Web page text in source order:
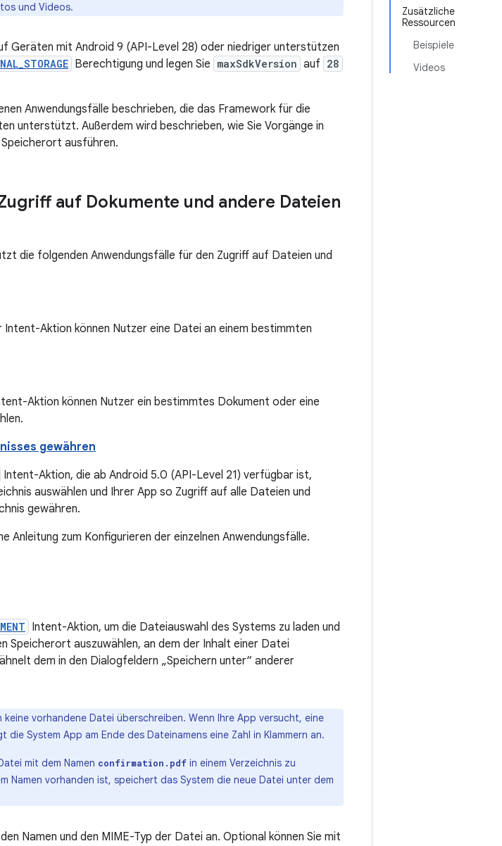
Zusätzliche
Ressourcen
Beispiele
Videos
und Videos.
Geräten mit Android 9 (API-Level 28) oder niedriger unterstützen
Berechtigung und legen Sie maxSdkVersion auf 28
Anwendungsfälle beschrieben, die das Framework für die
unterstützt. Außerdem wird beschrieben, wie Sie Vorgänge in
ausführen.
auf Dokumente und andere Dateien
die folgenden Anwendungsfälle für den Zugriff auf Dateien und
Intent-Aktion können Nutzer eine Datei an einem bestimmten
Aktion können Nutzer ein bestimmtes Dokument oder eine
gewähren
Intent-Aktion, die ab Android 5.0 (API-Level 21) verfügbar ist,
auswählen und Ihrer App so Zugriff auf alle Dateien und
gewähren.
Anleitung zum Konfigurieren der einzelnen Anwendungsfälle.
Intent-Aktion, um die Dateiauswahl des Systems zu laden und
Speicherort auszuwählen, an dem der Inhalt einer Datei
dem in den Dialogfeldern „Speichern unter“ anderer
keine vorhandene Datei überschreiben. Wenn Ihre App versucht, eine
System App am Ende des Dateinamens eine Zahl in Klammern an.
mit dem Namen confirmation.pdf in einem Verzeichnis zu
Namen vorhanden ist, speichert das System die neue Datei unter dem
Namen und den MIME-Typ der Datei an. Optional können Sie mit